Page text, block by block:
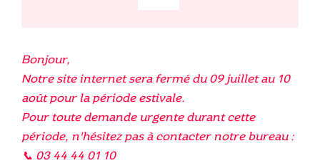
Securit
Bonjour,
Notre site internet sera fermé du 09 juillet au 10
août pour la période estivale.
Pour toute demande urgente durant cette
période, n'hésitez pas à contacter notre bureau :
📞 03 44 44 01 10